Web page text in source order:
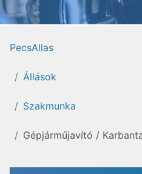
PecsAllas
Állások
Szakmunka
Gépjárműjavító /